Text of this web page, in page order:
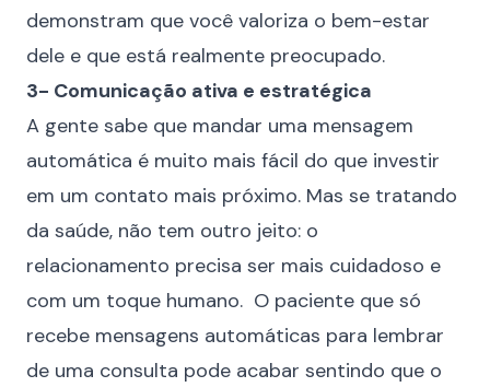
demonstram que você valoriza o bem-estar
dele e que está realmente preocupado.
3- Comunicação ativa e estratégica
A gente sabe que mandar uma mensagem
automática é muito mais fácil do que investir
em um contato mais próximo. Mas se tratando
da saúde, não tem outro jeito: o
relacionamento precisa ser mais cuidadoso e
com um toque humano. O paciente que só
recebe mensagens automáticas para lembrar
de uma consulta pode acabar sentindo que o